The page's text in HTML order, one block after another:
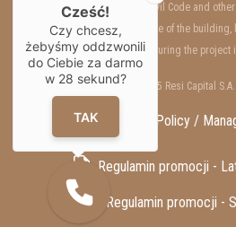
meaning of Art. 66 §1 of the Civil Code and
interior and exterior appearance of the
units may change during the project
Copyrights © 2025 Resi Capital
GDPR / Privacy Policy /
Regulamin promocji -
Regulamin promocji -
Cześć!
Czy chcesz,
żebyśmy oddzwonili
do Ciebie za darmo
w 28 sekund?
TAK